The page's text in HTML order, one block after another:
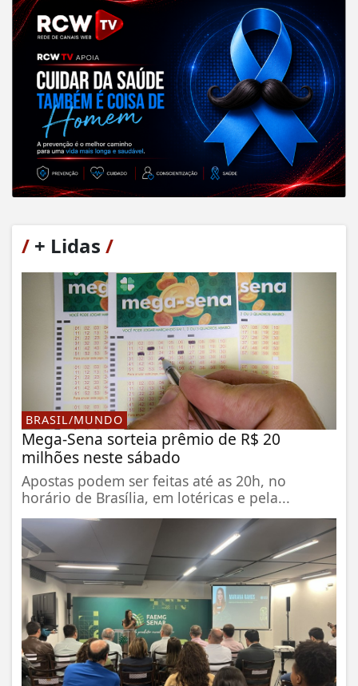
/ + Lidas /
BRASIL/MUNDO
Mega-Sena sorteia prêmio de R$ 20
milhões neste sábado
Apostas podem ser feitas até as 20h, no
horário de Brasília, em lotéricas e pela...